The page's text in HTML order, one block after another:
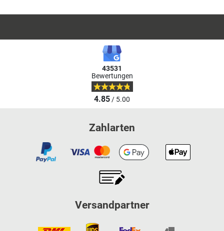
43531
Bewertungen
4.85/ 5.00
Zahlarten
Versandpartner